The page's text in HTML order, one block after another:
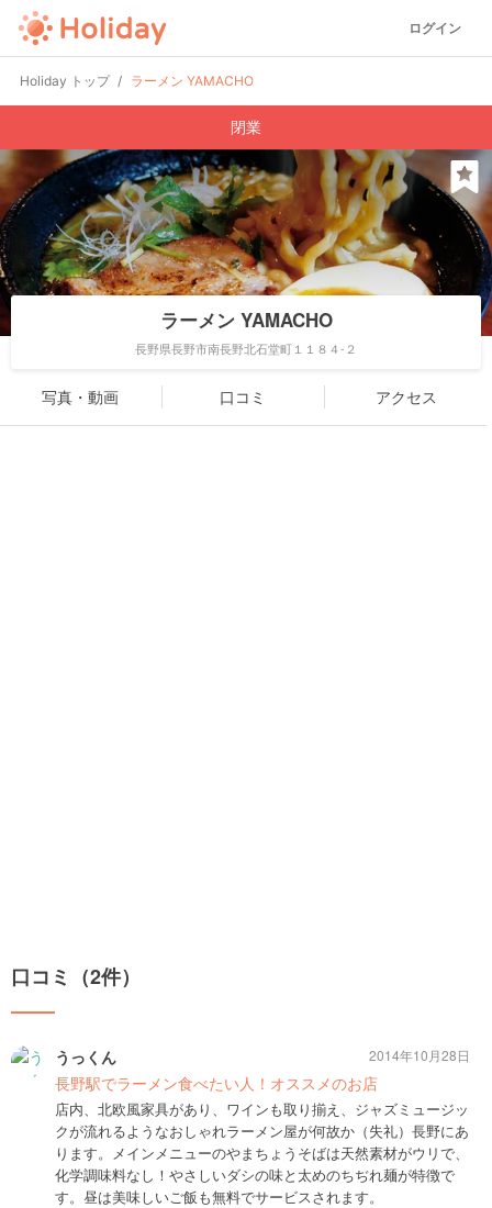
ログイン
Holiday トップ ラーメン YAMACHO
閉業
ラーメン YAMACHO
長野県長野市南長野北石堂町１１８４-２
写真・動画 口コミ アクセス
口コミ（2件）
うっくん
長野駅でラーメン食べたい人！オススメのお店
店内、北欧風家具があり、ワインも取り揃え、ジャズミュージッ
クが流れるようなおしゃれラーメン屋が何故か（失礼）長野にあ
ります。メインメニューのやまちょうそばは天然素材がウリで、
化学調味料なし！やさしいダシの味と太めのちぢれ麺が特徴で
す。昼は美味しいご飯も無料でサービスされます。
2014年10月28日